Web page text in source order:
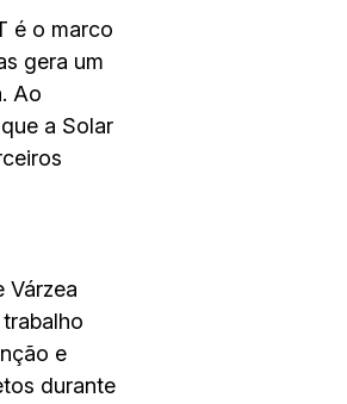
é o marco
gera um
Ao
a Solar
Várzea
e
durante